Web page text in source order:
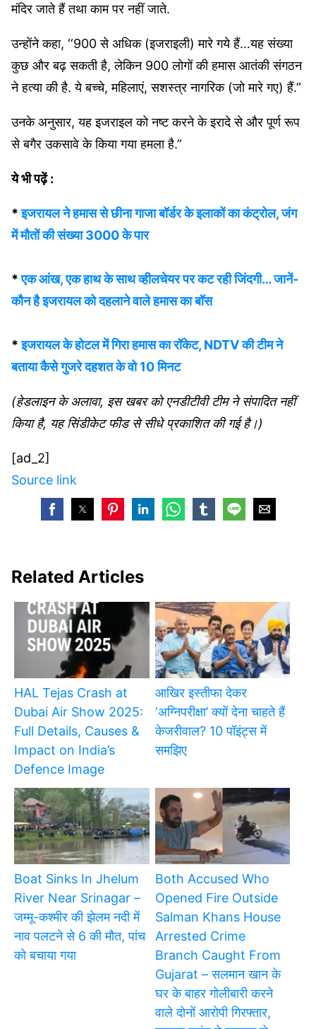
मंदिर जाते हैं तथा काम पर नहीं जाते.
उन्होंने कहा, ‘‘900 से अधिक (इजराइली) मारे गये हैं…यह संख्या
कुछ और बढ़ सकती है, लेकिन 900 लोगों की हमास आतंकी संगठन
ने हत्या की है. ये बच्चे, महिलाएं, सशस्त्र नागरिक (जो मारे गए) हैं.”
उनके अनुसार, यह इजराइल को नष्ट करने के इरादे से और पूर्ण रूप
से बगैर उकसावे के किया गया हमला है.”
ये भी पढ़ें :
*इजरायल ने हमास से छीना गाजा बॉर्डर के इलाकों का कंट्रोल, जंग
में मौतों की संख्या 3000 के पार
*एक आंख, एक हाथ के साथ व्हीलचेयर पर कट रही जिंदगी… जानें-
कौन है इजरायल को दहलाने वाले हमास का बॉस
*इजरायल के होटल में गिरा हमास का रॉकेट, NDTV की टीम ने
बताया कैसे गुजरे दहशत के वो 10 मिनट
(हेडलाइन के अलावा, इस खबर को एनडीटीवी टीम ने संपादित नहीं
किया है, यह सिंडीकेट फीड से सीधे प्रकाशित की गई है।)
[ad_2]
Source link
Related Articles
HAL Tejas Crash at
Dubai Air Show 2025:
Full Details, Causes &
Impact on India’s
Defence Image
आखिर इस्तीफा देकर
‘अग्निपरीक्षा’ क्यों देना चाहते हैं
केजरीवाल? 10 पॉइंट्स में
समझिए
Boat Sinks In Jhelum
River Near Srinagar –
जम्मू-कश्मीर की झेलम नदी में
नाव पलटने से 6 की मौत, पांच
को बचाया गया
Both Accused Who
Opened Fire Outside
Salman Khans House
Arrested Crime
Branch Caught From
Gujarat – सलमान खान के
घर के बाहर गोलीबारी करने
वाले दोनों आरोपी गिरफ्तार,